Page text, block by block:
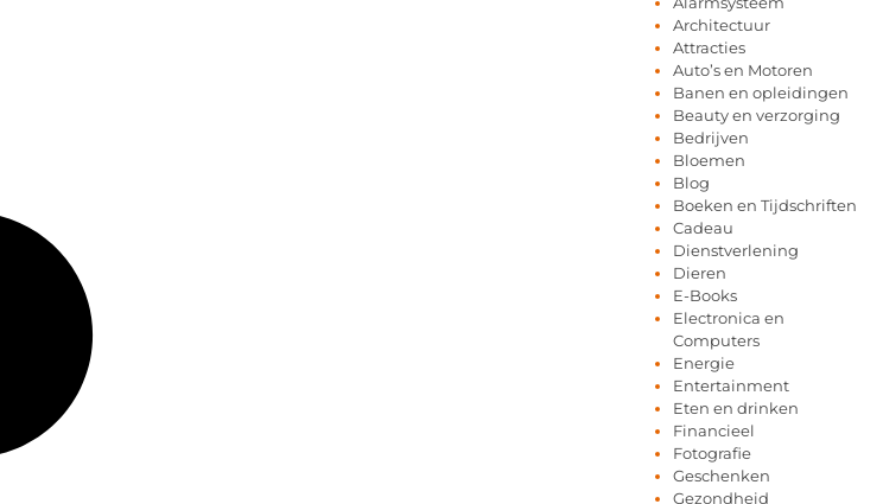
Architectuur
Attracties
Auto’s en Motoren
Banen en opleidingen
Beauty en verzorging
Bedrijven
Bloemen
Blog
Boeken en Tijdschriften
Cadeau
Dienstverlening
Dieren
E-Books
Electronica en
Computers
Energie
Entertainment
Eten en drinken
Financieel
Fotografie
Geschenken
Gezondheid